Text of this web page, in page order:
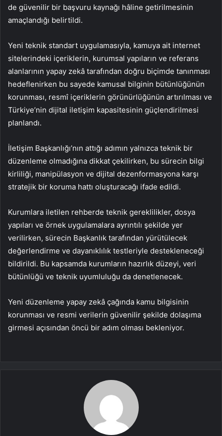
de güvenilir bir başvuru kaynağı hâline getirilmesinin
amaçlandığı belirtildi.
Yeni teknik standart uygulamasıyla, kamuya ait internet
sitelerindeki içeriklerin, kurumsal yapıların ve referans
alanlarının yapay zekâ tarafından doğru biçimde tanınması
hedeflenirken bu sayede kamusal bilginin bütünlüğünün
korunması, resmî içeriklerin görünürlüğünün artırılması ve
Türkiye’nin dijital iletişim kapasitesinin güçlendirilmesi
planlandı.
İletişim Başkanlığı’nın attığı adımın yalnızca teknik bir
düzenleme olmadığına dikkat çekilirken, bu sürecin bilgi
kirliliği, manipülasyon ve dijital dezenformasyona karşı
stratejik bir koruma hattı oluşturacağı ifade edildi.
Kurumlara iletilen rehberde teknik gereklilikler, dosya
yapıları ve örnek uygulamalara ayrıntılı şekilde yer
verilirken, sürecin Başkanlık tarafından yürütülecek
değerlendirme ve dayanıklılık testleriyle destekleneceği
bildirildi. Bu kapsamda kurumların hazırlık düzeyi, veri
bütünlüğü ve teknik uyumluluğu da denetlenecek.
Yeni düzenleme yapay zekâ çağında kamu bilgisinin
korunması ve resmi verilerin güvenilir şekilde dolaşıma
girmesi açısından öncü bir adım olması bekleniyor.